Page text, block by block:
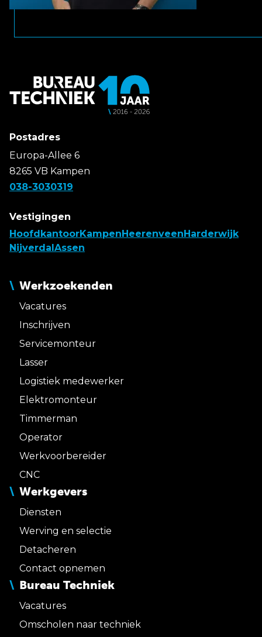
Postadres
Europa-Allee 6
8265 VB Kampen
038-3030319
Vestigingen
HoofdkantoorKampen Heerenveen Harderwijk
Nijverdal Assen
Werkzoekenden
Vacatures
Inschrijven
Servicemonteur
Lasser
Logistiek medewerker
Elektromonteur
Timmerman
Operator
Werkvoorbereider
CNC
Werkgevers
Diensten
Werving en selectie
Detacheren
Contact opnemen
Bureau Techniek
Vacatures
Omscholen naar techniek